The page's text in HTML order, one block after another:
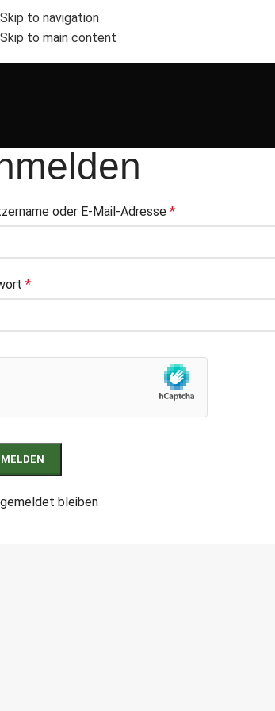
Skip to navigation
Skip to main content
oder E-Mail-Adresse *
*
bleiben